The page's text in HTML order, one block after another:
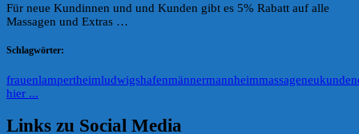
Für neue Kundinnen und und Kunden gibt es 5% Rabatt auf alle
Massagen und Extras …
Schlagwörter:
frauenlampertheimludwigshafenmännermannheimmassageneukunde
hier ...
Links zu Social Media